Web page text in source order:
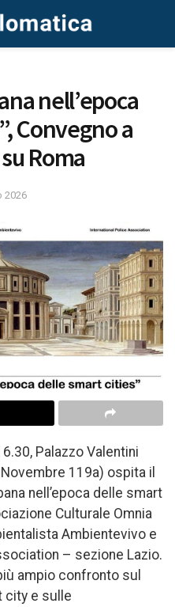
nell’epoca
Convegno a
Roma
2026
Palazzo Valentini
119a) ospita il
nell’epoca delle smart
Culturale Omnia
Ambientevivo e
– sezione Lazio.
ampio confronto sul
city e sulle